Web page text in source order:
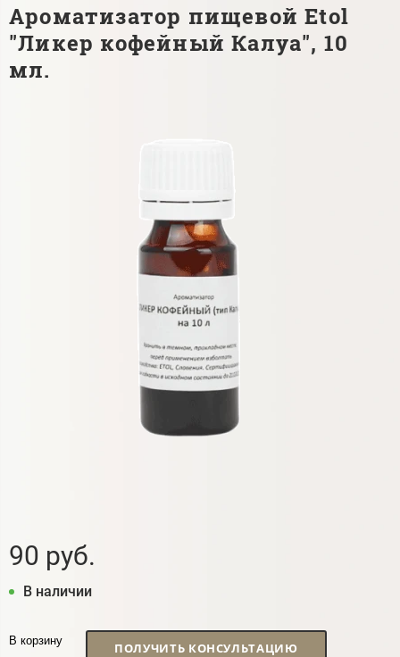
Ароматизатор пищевой Etol
"Ликер кофейный Калуа", 10
мл.
90 руб.
В наличии
В корзину ПОЛУЧИТЬ КОНСУЛЬТАЦИЮ